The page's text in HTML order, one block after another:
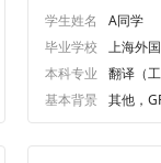
枚
学生姓名
A同学
毕业学校
上海外
本科专业
翻译（
基本背景
其他，